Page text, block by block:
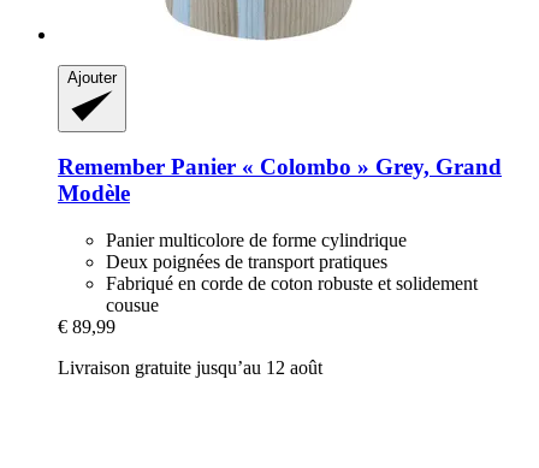
Ajouter
Remember Panier « Colombo » Grey, Grand
Modèle
Panier multicolore de forme cylindrique
Deux poignées de transport pratiques
Fabriqué en corde de coton robuste et solidement
cousue
€ 89,99
Livraison gratuite jusqu’au 12 août